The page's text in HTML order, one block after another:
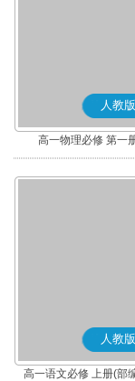
人教版
高一物理必修 第一
人教版
高一语文必修 上册(部